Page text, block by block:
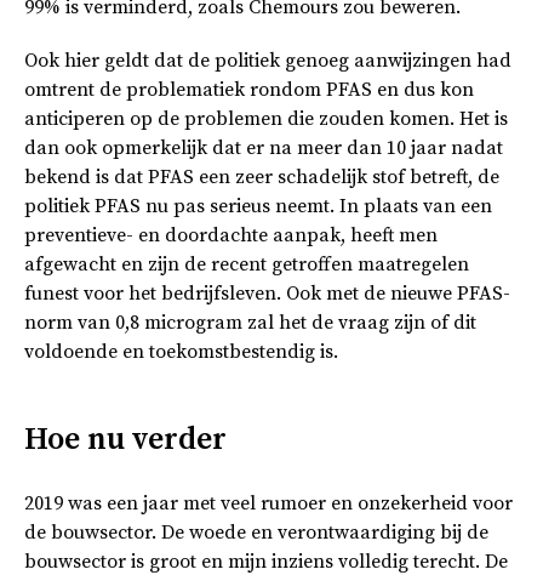
99% is verminderd, zoals Chemours zou beweren.
Ook hier geldt dat de politiek genoeg aanwijzingen had
omtrent de problematiek rondom PFAS en dus kon
anticiperen op de problemen die zouden komen. Het is
dan ook opmerkelijk dat er na meer dan 10 jaar nadat
bekend is dat PFAS een zeer schadelijk stof betreft, de
politiek PFAS nu pas serieus neemt. In plaats van een
preventieve- en doordachte aanpak, heeft men
afgewacht en zijn de recent getroffen maatregelen
funest voor het bedrijfsleven. Ook met de nieuwe PFAS-
norm van 0,8 microgram zal het de vraag zijn of dit
voldoende en toekomstbestendig is.
Hoe nu verder
2019 was een jaar met veel rumoer en onzekerheid voor
de bouwsector. De woede en verontwaardiging bij de
bouwsector is groot en mijn inziens volledig terecht. De